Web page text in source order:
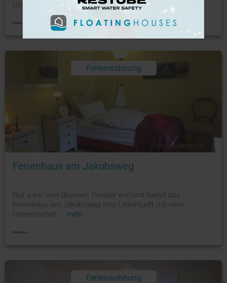
Unte
Ferienwohnung
Foto: © booking.com
Ferienhaus am Jakobsweg
Nur 4 km vom Brunnen Theater entfernt bietet das
Ferienhaus am Jakobsweg eine Unterkunft mit einer
Gemeinschaf
mehr
Ferienwohnung